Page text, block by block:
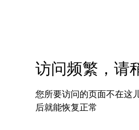
访问频繁，请
您所要访问的页面不在这
后就能恢复正常